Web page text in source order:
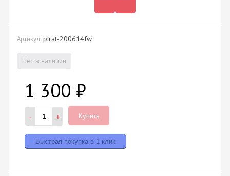
Артикул: pirat-200614fw
Нет в наличии
1 300 ₽
- + Купить